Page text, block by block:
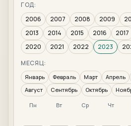
ГОД:
2006
2007 2008 2009
2013
2014 2015 2016 2017
2020
2021 2022 2023
МЕСЯЦ:
Январь Февраль Март Апрель
Август
Сентябрь Октябрь
Пн Вт Ср Чт